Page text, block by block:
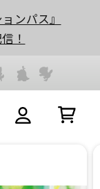
ンパス』
！